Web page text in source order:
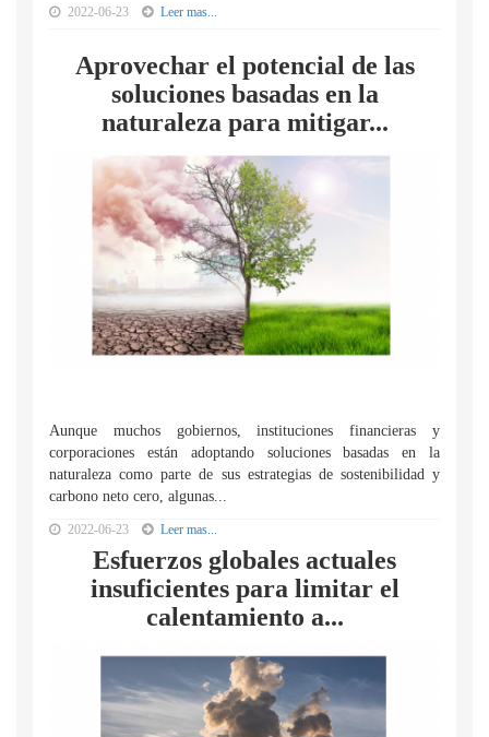
2022-06-23 Leer mas...
Aprovechar el potencial de las
soluciones basadas en la
naturaleza para mitigar...
Aunque muchos gobiernos, instituciones financieras y
corporaciones están adoptando soluciones basadas en la
naturaleza como parte de sus estrategias de sostenibilidad y
carbono neto cero, algunas...
2022-06-23 Leer mas...
Esfuerzos globales actuales
insuficientes para limitar el
calentamiento a...